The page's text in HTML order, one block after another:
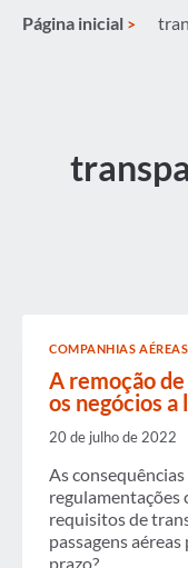
Página inicial
COMPANHIAS
A remoção
os negócios a
20 de julho de 2022
As
regulamentações
requisitos de
passagens
prazo?